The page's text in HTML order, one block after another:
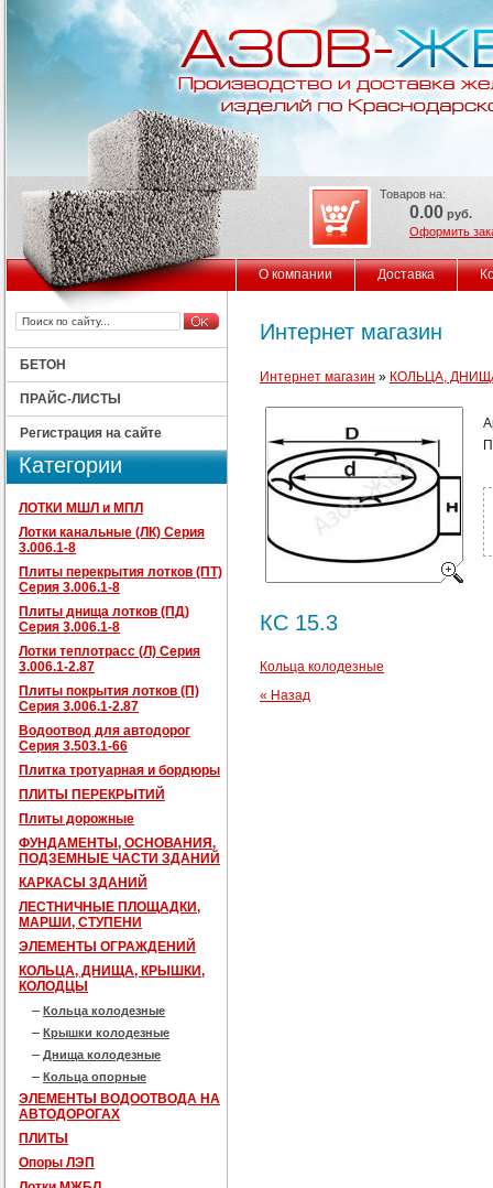
О компании Доставка
Товаров на:
0.00 руб.
Оформить
БЕТОН
ПРАЙС-ЛИСТЫ
Регистрация на сайте
Категории
ЛОТКИ МШЛ и МПЛ
Лотки канальные (ЛК) Серия
3.006.1-8
Плиты перекрытия лотков (ПТ)
Серия 3.006.1-8
Плиты днища лотков (ПД)
Серия 3.006.1-8
Лотки теплотрасс (Л) Серия
3.006.1-2.87
Плиты покрытия лотков (П)
Серия 3.006.1-2.87
Водоотвод для автодорог
Серия 3.503.1-66
Плитка тротуарная и бордюры
ПЛИТЫ ПЕРЕКРЫТИЙ
Плиты дорожные
ФУНДАМЕНТЫ, ОСНОВАНИЯ,
ПОДЗЕМНЫЕ ЧАСТИ ЗДАНИЙ
КАРКАСЫ ЗДАНИЙ
ЛЕСТНИЧНЫЕ ПЛОЩАДКИ,
МАРШИ, СТУПЕНИ
ЭЛЕМЕНТЫ ОГРАЖДЕНИЙ
КОЛЬЦА, ДНИЩА, КРЫШКИ,
КОЛОДЦЫ
Кольца колодезные
Крышки колодезные
Днища колодезные
Кольца опорные
ЭЛЕМЕНТЫ ВОДООТВОДА НА
АВТОДОРОГАХ
ПЛИТЫ
Опоры ЛЭП
Интернет магазин
Интернет магазин » КОЛЬЦА,
КС 15.3
Кольца колодезные
« Назад